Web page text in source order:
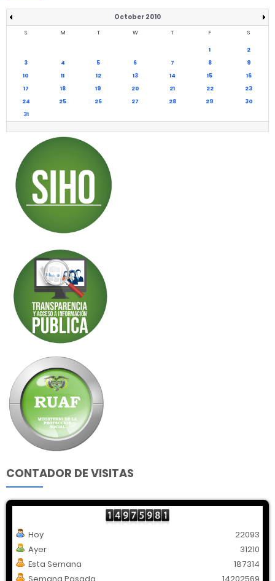
October 2010
S M T W T F S
1
2
3
4 5 6 7 8
9
10
11 12 13 14 15
16
17
18 19 20 21 22
23
24
25 26 27 28 29
30
31
CONTADOR DE VISITAS
Hoy
Ayer
Esta Semana
22093
31210
187314